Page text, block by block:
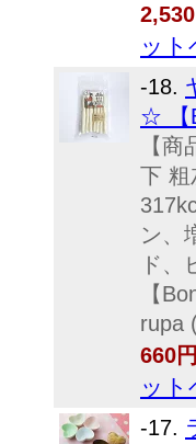
ット
-18.
☆ 【
【
下 粗
ン、
ド
【
rupa
660円
ット
-17.